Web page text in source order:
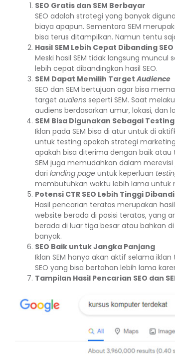
SEO Gratis dan SEM Berbayar
SEO adalah strategi yang banyak
biaya apapun. Sementara SEM
bisa terus ditampilkan. Namun tentu
Hasil SEM Lebih Cepat Dibanding SEO
Meski hasil SEM tidak langsung
lebih cepat dibandingkan hasil SEO.
SEM Dapat Memilih TargetAudience
SEO dan SEM bertujuan agar bisa
target audiens seperti SEM. Saat
audiens berdasarkan umur, lokasi, dan
SEM Bisa Digunakan Sebagai Testing
Iklan pada SEM bisa di atur untuk di
untuk testing apakah strategi
apakah bisa diterima dengan baik atau
SEM juga memudahkan dalam
dari landing page untuk keperluan
membutuhkan waktu lebih lama untuk
Potensi CTR SEO Lebih Tinggi
Hasil pencarian teratas merupakan hasil
website berada di posisi teratas, yang
berada di luar tiga besar atau bahkan
banyak.
SEO Baik untuk Jangka Panjang
Iklan SEM hanya akan aktif selama
SEO yang bisa bertahan lebih lama
Tampilan Hasil Pencarian SEO dan